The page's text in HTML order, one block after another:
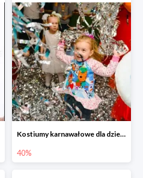
Kostiumy karnawałowe dla dzieci w Smyku do -40%
40%